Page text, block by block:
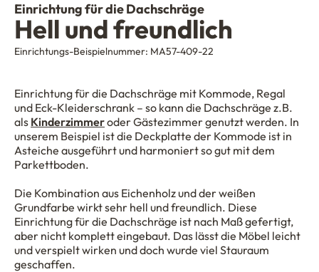
Einrichtung für die Dachschräge
Hell und freundlich
Einrichtungs-Beispielnummer: MA57-409-22
Einrichtung für die Dachschräge mit Kommode, Regal
und Eck-Kleiderschrank – so kann die Dachschräge z.B.
als Kinderzimmeroder Gästezimmer genutzt werden. In
unserem Beispiel ist die Deckplatte der Kommode ist in
Asteiche ausgeführt und harmoniert so gut mit dem
Parkettboden.
Die Kombination aus Eichenholz und der weißen
Grundfarbe wirkt sehr hell und freundlich. Diese
Einrichtung für die Dachschräge ist nach Maß gefertigt,
aber nicht komplett eingebaut. Das lässt die Möbel leicht
und verspielt wirken und doch wurde viel Stauraum
geschaffen.